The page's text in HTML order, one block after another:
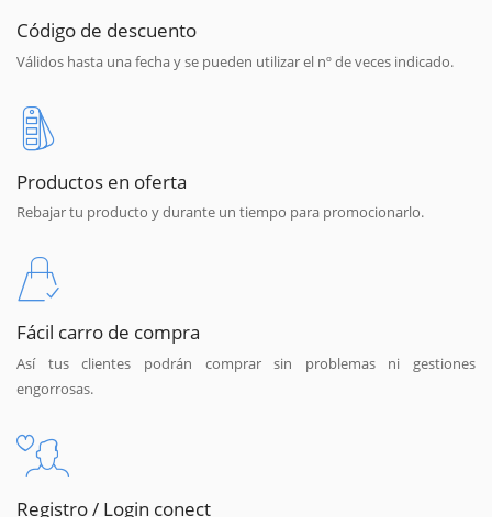
Código de descuento
Válidos hasta una fecha y se pueden utilizar el nº de veces indicado.
Productos en oferta
Rebajar tu producto y durante un tiempo para promocionarlo.
Fácil carro de compra
Así tus clientes podrán comprar sin problemas ni gestiones
engorrosas.
Registro / Login conect